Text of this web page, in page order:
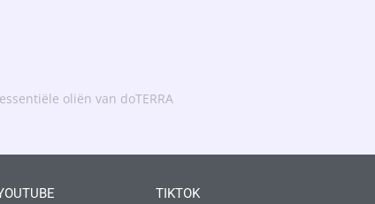
oliën van doTERRA
TIKTOK